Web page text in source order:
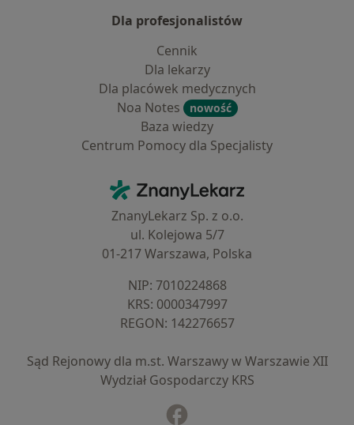
Dla profesjonalistów
Cennik
Dla lekarzy
Dla placówek medycznych
Noa Notes
nowość
Baza wiedzy
Centrum Pomocy dla Specjalisty
ZnanyLekarz - Strona główna
ZnanyLekarz Sp. z o.o.
ul. Kolejowa 5/7
01-217 Warszawa, Polska
NIP: ⁠7010224868
KRS: ⁠0000347997
REGON: ⁠142276657
Sąd Rejonowy dla m.st. Warszawy w Warszawie XII
Wydział Gospodarczy KRS